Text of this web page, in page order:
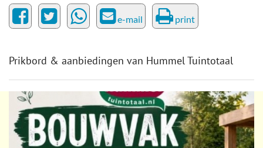
e-mail print
Prikbord & aanbiedingen van Hummel Tuintotaal